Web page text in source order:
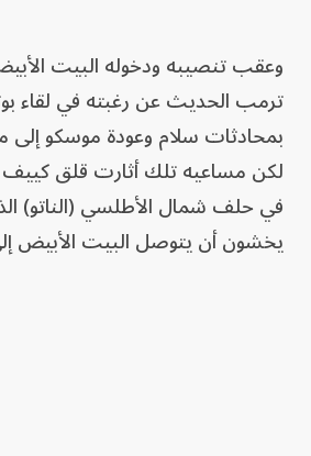
ترمب الحديث عن رغبته في لقاء
بمحادثات سلام وعودة موسكو إلى
لكن مساعيه تلك أثارت قلق كييف
في حلف شمال الأطلسي (الناتو)
يخشون أن يتوصل البيت الأبيض